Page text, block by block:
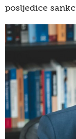
posljedice